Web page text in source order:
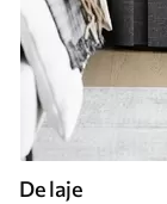
De laje